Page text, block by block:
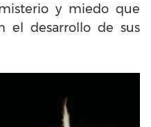
y miedo que
el desarrollo de sus